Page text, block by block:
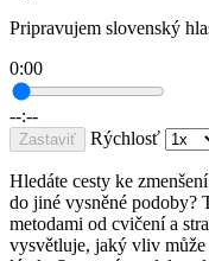
Pripravujem slovenský
0:00
--:--
Zastaviť Rýchlosť
Hledáte cesty ke
do jiné vysněné podoby?
metodami od cvičení a
vysvětluje, jaký vliv